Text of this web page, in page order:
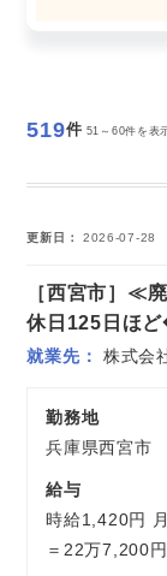
519件 51～60件を表
更新日 2026-07-28
［西宮市］≪
休日125日ほ
就業先 株式会
勤務地
兵庫県西宮市
給与
時給1,420円
＝22万7,200